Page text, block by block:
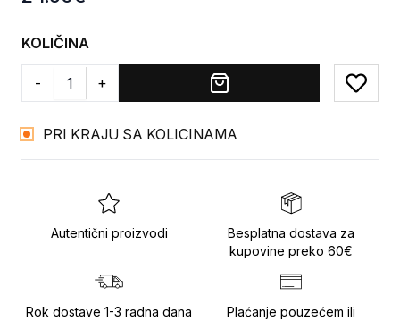
KOLIČINA
- +
Add
PRI KRAJU SA KOLICINAMA
Autentični proizvodi
Besplatna dostava za
kupovine preko 60€
Rok dostave 1-3 radna dana
Plaćanje pouzećem ili